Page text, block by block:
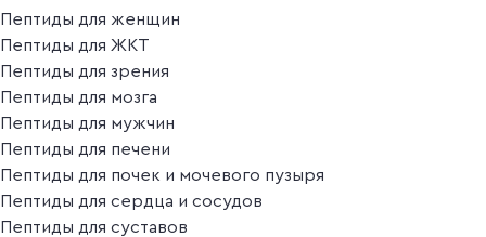
Пептиды для женщин
Пептиды для ЖКТ
Пептиды для зрения
Пептиды для мозга
Пептиды для мужчин
Пептиды для печени
Пептиды для почек и мочевого пузыря
Пептиды для сердца и сосудов
Пептиды для суставов